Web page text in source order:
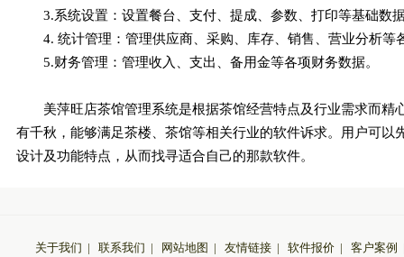
3.系统设置：设置餐台、支付、提成、参数、打印等基础数
4. 统计管理：管理供应商、采购、库存、销售、营业分析等
5.财务管理：管理收入、支出、备用金等各项财务数据。
美萍旺店茶馆管理系统是根据茶馆经营特点及行业需求而
有千秋，能够满足茶楼、茶馆等相关行业的软件诉求。用户可
设计及功能特点，从而找寻适合自己的那款软件。
关于我们 | 联系我们 | 网站地图 | 友情链接 | 软件报价 | 客户案例